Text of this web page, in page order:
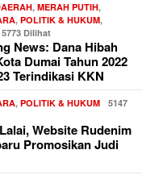
,MERAH PUTIH,
,POLITIK & HUKUM,
5773 Dilihat
News: Dana Hibah
Dumai Tahun 2022
Terindikasi KKN
,POLITIK & HUKUM
5147
Website Rudenim
Promosikan Judi